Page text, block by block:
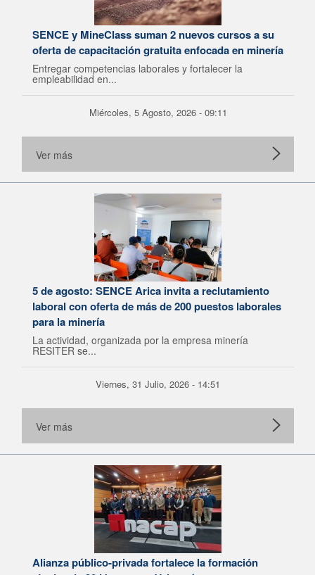
SENCE y MineClass suman 2 nuevos cursos a su
oferta de capacitación gratuita enfocada en minería
Entregar competencias laborales y fortalecer la
empleabilidad en...
Miércoles, 5 Agosto, 2026 - 09:11
Ver más
5 de agosto: SENCE Arica invita a reclutamiento
laboral con oferta de más de 200 puestos laborales
para la minería
La actividad, organizada por la empresa minería
RESITER se...
Viernes, 31 Julio, 2026 - 14:51
Ver más
Alianza público-privada fortalece la formación